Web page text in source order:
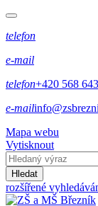
telefon
e-mail
telefon+420 568
e-mail
Mapa webu
Vytisknout
Hledat
rozšířené